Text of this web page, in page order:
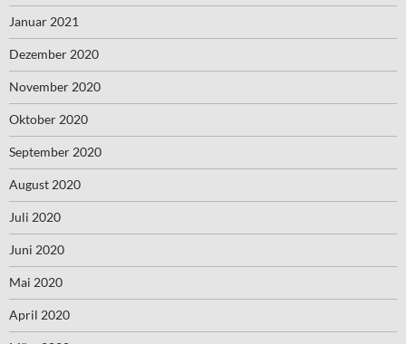
Januar 2021
Dezember 2020
November 2020
Oktober 2020
September 2020
August 2020
Juli 2020
Juni 2020
Mai 2020
April 2020